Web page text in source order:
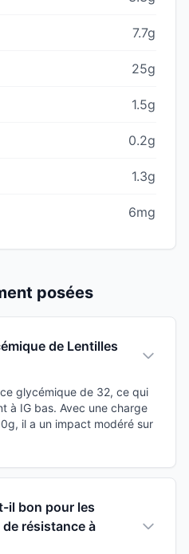
7.7g
25g
1.5g
0.2g
1.3g
6mg
posées
de Lentilles
glycémique de 32, ce qui
à IG bas. Avec une charge
il a un impact modéré sur
il bon pour les
résistance à